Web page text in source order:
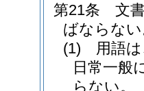
第21条
文
ばならな
(1)
用語
日常一般
らない。